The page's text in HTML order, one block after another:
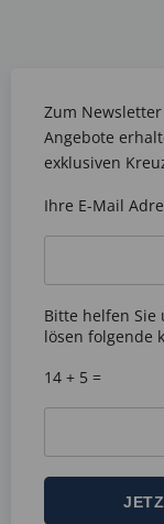
Zum
Angebote
exklusiven
Ihre E-Mail
Bitte helfen Sie
lösen folgende
14 + 5 =